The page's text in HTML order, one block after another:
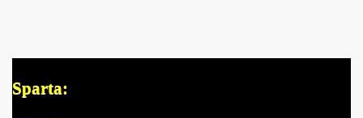
Sparta: